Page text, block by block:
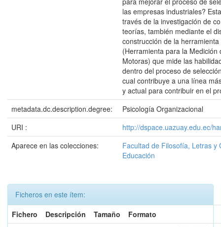
las empresas industriales?
través de la investigación de
teorías, también mediante el
construcción de la herramienta
(Herramienta para la Medición
Motoras) que mide las
dentro del proceso de
cual contribuye a una línea
y actual para contribuir en el
metadata.dc.description.degree:
Psicología Organizacional
URI :
http://dspace.uazuay.edu.ec/
Aparece en las colecciones:
Facultad de Filosofía, Letras y
Educación
Ficheros en este ítem:
Fichero
Descripción Tamaño
Formato